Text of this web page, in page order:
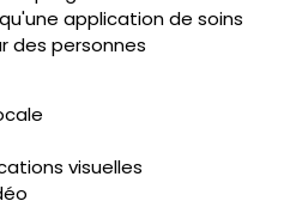
application de soins
des personnes
visuelles